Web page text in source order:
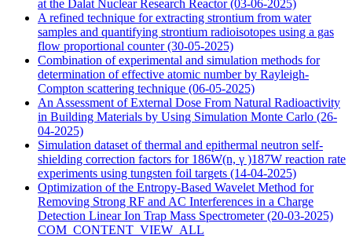
at the Dalat Nuclear Research Reactor(03-06-2025)
A refined technique for extracting strontium from water
samples and quantifying strontium radioisotopes using a gas
flow proportional counter(30-05-2025)
Combination of experimental and simulation methods for
determination of effective atomic number by Rayleigh-
Compton scattering technique (06-05-2025)
An Assessment of External Dose From Natural Radioactivity
in Building Materials by Using Simulation Monte Carlo (26-
04-2025)
Simulation dataset of thermal and epithermal neutron self-
shielding correction factors for 186W(n, γ )187W reaction rate
experiments using tungsten foil targets (14-04-2025)
Optimization of the Entropy-Based Wavelet Method for
Removing Strong RF and AC Interferences in a Charge
Detection Linear Ion Trap Mass Spectrometer(20-03-2025)
COM_CONTENT_VIEW_ALL